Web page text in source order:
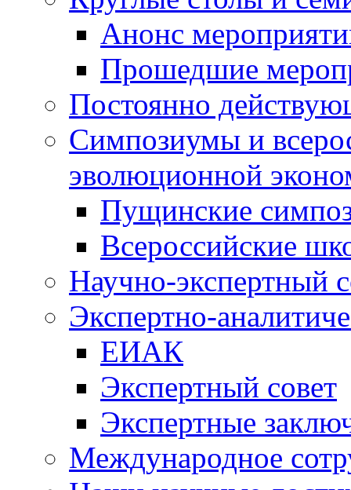
Анонс
Прошедшие
Постоянно
Симпозиумы и
эволюционной
Пущинские
Всероссийские
Научно-экспертный
Экспертно-
ЕИАК
Экспертный совет
Экспертные
Международное